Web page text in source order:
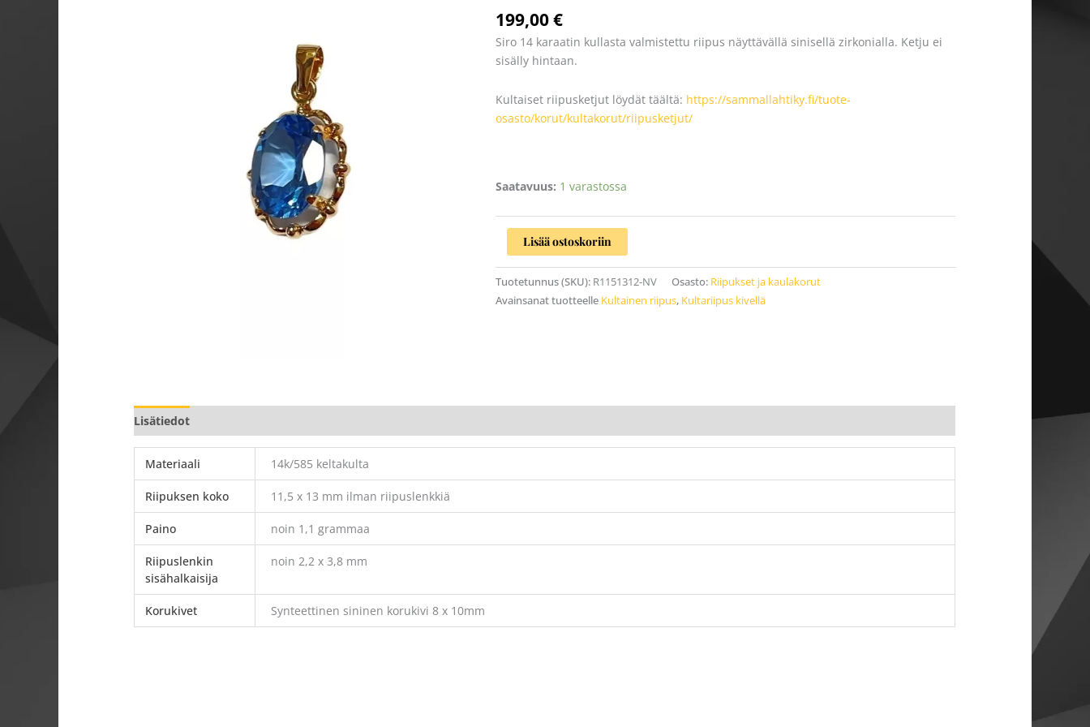
199,00€
Siro 14 karaatin kullasta valmistettu riipus näyttävällä sinisellä zirkonialla. Ketju ei
sisälly hintaan.
Kultaiset riipusketjut löydät täältä: https://sammallahtiky.fi/tuote-
osasto/korut/kultakorut/riipusketjut/
Saatavuus: 1 varastossa
määrä
Lisää ostoskoriin
Tuotetunnus (SKU): R1151312-NV Osasto: Riipukset ja kaulakorut
Avainsanat tuotteelle Kultainen riipus, Kultariipus kivellä
Lisätiedot
Materiaali 14k/585 keltakulta
Riipuksen koko 11,5 x 13 mm ilman riipuslenkkiä
Paino noin 1,1 grammaa
Riipuslenkin
sisähalkaisija
noin 2,2 x 3,8 mm
Korukivet Synteettinen sininen korukivi 8 x 10mm